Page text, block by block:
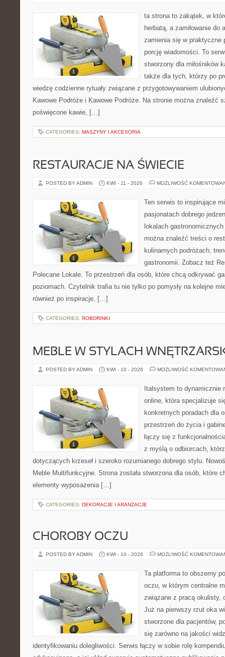
ta strona to zakątek, w
herbatą, a zamiłowanie do
zamienia się w praktyczne
porcję wiadomości. To
stworzony dla miłośników
także dla tych, którzy po
wiedzę codzienne rytuały związane z przygotowywaniem
Kawowe Podróże i Kawowe Podróże. Na stronie można znaleźć
poświęcone kawie, […]
CATEGORIES: MASZYNY I AKCESORIA
RESTAURACJE NA ŚWIECIE
POSTED BY ADMIN KWI - 11 - 2026 MOŻLIWOŚĆ
Ten serwis to inspirujące
pasjonatach dobrego
lokalach
można znaleźć treści o
kulinarnych podróżach,
gastronomii. Zobacz też
Polecane Lokale. To przestrzeń dla osób, które chcą odkrywać
poziomach. Czytelnik trafia tu nie tylko po pomysły na kolejne
również po inspiracje, […]
CATEGORIES: ROBDRINKI
MEBLE W STYLACH
POSTED BY ADMIN KWI - 10 - 2026 MOŻLIWOŚĆ
Italsystem to dynamicznie
online, która specjalizuje
konkretnych poradach dla
przestrzeń do życia i
łączy się z
z myślą o odbiorcach,
dotyczących krzeseł i szeroko rozumianego dobrego stylu.
Meble Multifunkcyjne. Strona została stworzona dla osób, które
elementy wyposażenia […]
CATEGORIES: DEKORACJE I ARANŻACJE
CHOROBY OCZU
POSTED BY ADMIN KWI - 10 - 2026 MOŻLIWOŚĆ
Ta platforma to obszerny
oczu, w którym centralne
związane z pracą okulisty,
Już na pierwszy rzut oka
stworzone dla pacjentów,
się zarówno na jakości
identyfikowaniu dolegliwości. Serwis łączy w sobie rolę